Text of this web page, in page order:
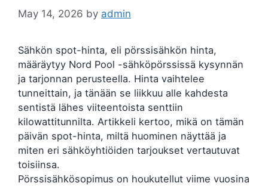
May 14, 2026 by admin
Sähkön spot-hinta, eli pörssisähkön hinta,
määräytyy Nord Pool -sähköpörssissä kysynnän
ja tarjonnan perusteella. Hinta vaihtelee
tunneittain, ja tänään se liikkuu alle kahdesta
sentistä lähes viiteentoista senttiin
kilowattitunnilta. Artikkeli kertoo, mikä on tämän
päivän spot-hinta, miltä huominen näyttää ja
miten eri sähköyhtiöiden tarjoukset vertautuvat
toisiinsa.
Pörssisähkösopimus on houkutellut viime vuosina